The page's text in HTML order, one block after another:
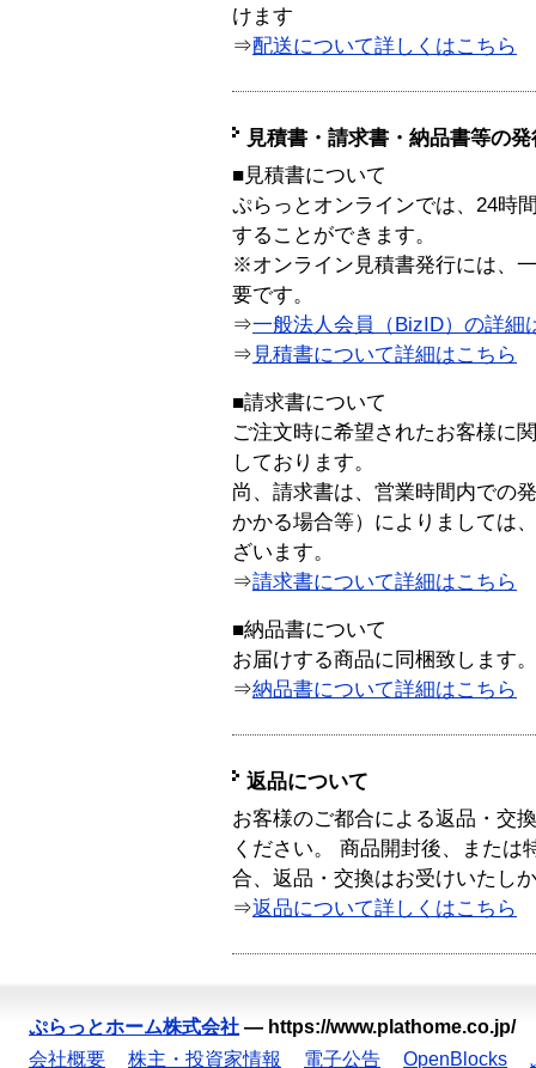
けます
⇒配送について詳しくはこちら
見積書・請求書・納品書等の
■見積書について
ぷらっとオンラインでは、24時
することができます。
※オンライン見積書発行には、
要です。
⇒一般法人会員（BizID）の詳細
⇒ 見積書について詳細はこちら
■請求書について
ご注文時に希望されたお客様に
しております。
尚、請求書は、営業時間内での
かかる場合等）によりましては
ざいます。
⇒請求書について詳細はこちら
■納品書について
お届けする商品に同梱致します。
⇒納品書について詳細はこちら
返品について
お客様のご都合による返品・交
ください。 商品開封後、または
合、返品・交換はお受けいたし
⇒返品について詳しくはこちら
ぷらっとホーム株式会社 — https://www.plathome.co.jp/
会社概要
株主・投資家情報 電子公告 OpenBlocks